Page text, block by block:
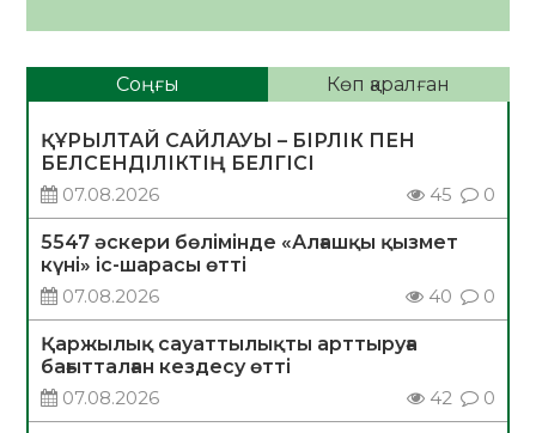
Соңғы Көп қаралған
ҚҰРЫЛТАЙ САЙЛАУЫ – БІРЛІК ПЕН
БЕЛСЕНДІЛІКТІҢ БЕЛГІСІ
07.08.2026
45 0
5547 әскери бөлімінде «Алғашқы қызмет
күні» іс-шарасы өтті
07.08.2026
40 0
Қаржылық сауаттылықты арттыруға
бағытталған кездесу өтті
07.08.2026
42 0